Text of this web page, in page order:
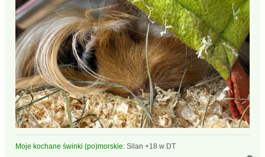
Moje kochane świnki (po)morskie: Silan +18 w DT